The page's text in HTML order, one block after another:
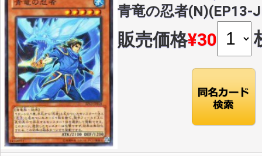
青竜の忍者(N)(EP13-
販売価格¥30